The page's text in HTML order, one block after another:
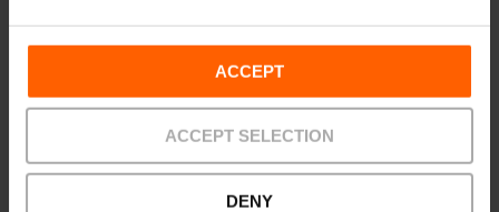
ACCEPT
ACCEPT SELECTION
DENY